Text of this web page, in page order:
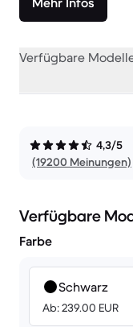
Verfügbare
4,3/5
(19200 Meinungen)
Verfügbare
Farbe
Schwarz
Ab: 239.00 EUR